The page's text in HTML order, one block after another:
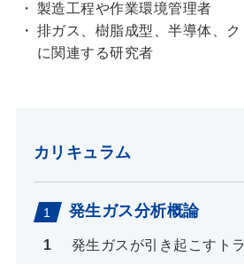
製造工程や作業環境管理者
排ガス、樹脂成型、半導体、
に関連する研究者
カリキュラム
発生ガス分析概論
発生ガスが引き起こすト